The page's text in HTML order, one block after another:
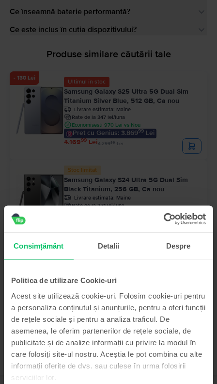
Consimțământ Detalii Despre
Politica de utilizare Cookie-uri
Acest site utilizează cookie-uri. Folosim cookie-uri pentru
a personaliza conținutul și anunțurile, pentru a oferi funcții
de rețele sociale și pentru a analiza traficul. De
asemenea, le oferim partenerilor de rețele sociale, de
publicitate și de analize informații cu privire la modul în
care folosiți site-ul nostru. Aceștia le pot combina cu alte
informații oferite de dvs. sau culese în urma folosirii
serviciilor lor.
Ce înseamnă baterie performantă?
Ce este inclus în cutia dispozitivului?
Produse similare căutării tale
- 130 Lei
Ultimul în stoc
Samsung Galaxy S25 Ultra 5G Dual Sim
Titanium Silver Blue, 512 GB, Ca nou
Livrare estimata: Maine
Rate de la 347 lei/luna
Economisesti 970 Lei vs Nou
Pret cu Genius: 3.86999 Lei
4.16999 Lei4.29999Lei
Stoc limitat
Samsung Galaxy S24 Ultra 5G Dual Sim
Black Titanium, 256 GB, Ca nou
Livrare estimata: Maine
Rate de la 271 lei/luna
Samsung Galaxy S24 Ultra 5G Dual Sim
Livrare estimata:
Rate de la 262 lei/luna
Economisesti 990 Lei vs Nou
Pret cu Genius: 2.949 99 Lei
3.149 99Lei